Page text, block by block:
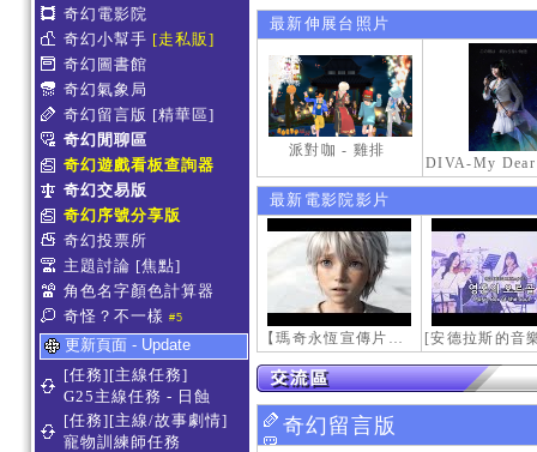
奇幻電影院
奇幻小幫手 [走私販]
奇幻圖書館
奇幻氣象局
奇幻留言版 [精華區]
奇幻閒聊區
奇幻遊戲看板查詢器
奇幻交易版
奇幻序號分享版
奇幻投票所
主題討論 [焦點]
角色名字顏色計算器
奇怪？不一樣 #5
更新頁面 - Update
[任務][主線任務]
G25主線任務 - 日蝕
[任務][主線/故事劇情]
寵物訓練師任務
最新伸展台照片
派對咖 - 雞排
最新電影院影片
【瑪奇永恆宣傳片】最初的感動
奇幻留言版